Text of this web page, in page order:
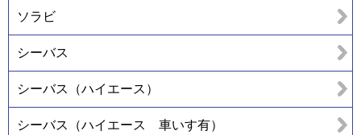
ソラビ
シーバス
シーバス（ハイエース）
シーバス（ハイエース 車いす有）